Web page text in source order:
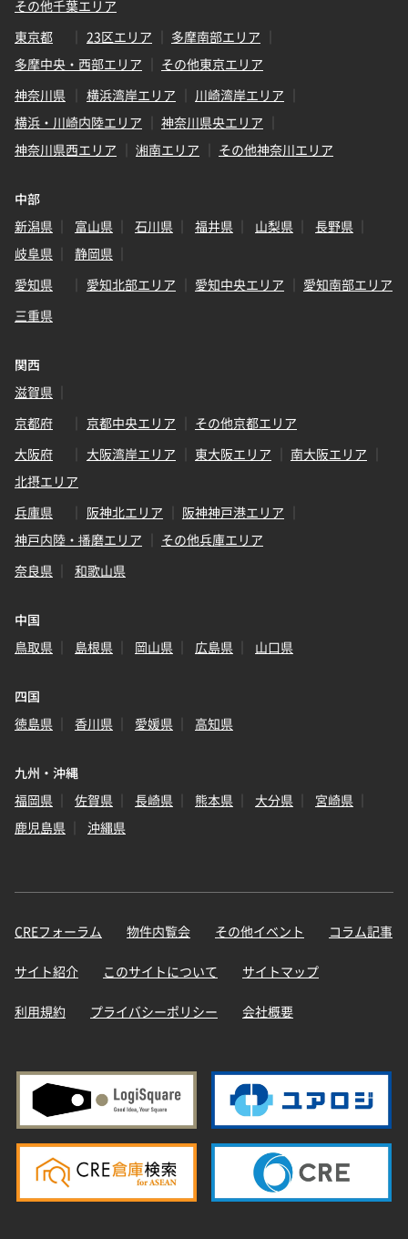
その他千葉エリア
東京都
23区エリア
多摩南部エリア
多摩中央・西部エリア
その他東京エリア
神奈川県
横浜湾岸エリア
川崎湾岸エリア
横浜・川崎内陸エリア
神奈川県央エリア
神奈川県西エリア
湘南エリア その他神奈川エリア
中部
新潟県
富山県 石川県 福井県 山梨県
長野県
岐阜県
静岡県
愛知県
愛知北部エリア 愛知中央エリア
愛知南部エリア
三重県
関西
滋賀県
京都府
京都中央エリア
その他京都エリア
大阪府
大阪湾岸エリア 東大阪エリア
南大阪エリア
北摂エリア
兵庫県
阪神北エリア
阪神神戸港エリア
神戸内陸・播磨エリア
その他兵庫エリア
奈良県
和歌山県
中国
鳥取県
島根県 岡山県 広島県 山口県
四国
徳島県
香川県 愛媛県 高知県
九州・沖縄
福岡県
佐賀県 長崎県 熊本県 大分県
宮崎県
鹿児島県
沖縄県
CREフォーラム 物件内覧会 その他イベント コラム記事
サイト紹介 このサイトについて サイトマップ
利用規約 プライバシーポリシー 会社概要